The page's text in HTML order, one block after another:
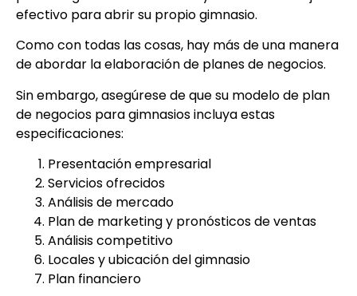
efectivo para abrir su propio gimnasio.
Como con todas las cosas, hay más de una manera
de abordar la elaboración de planes de negocios.
Sin embargo, asegúrese de que su modelo de plan
de negocios para gimnasios incluya estas
especificaciones:
Presentación empresarial
Servicios ofrecidos
Análisis de mercado
Plan de marketing y pronósticos de ventas
Análisis competitivo
Locales y ubicación del gimnasio
Plan financiero